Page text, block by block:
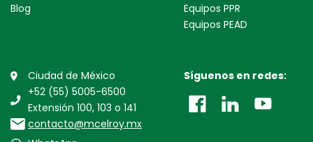
Blog
Equipos PPR
Equipos PEAD
Ciudad de México
+52 (55) 5005-6500
Extensión 100, 103 o 141
contacto@mcelroy.mx
Síguenos en redes: